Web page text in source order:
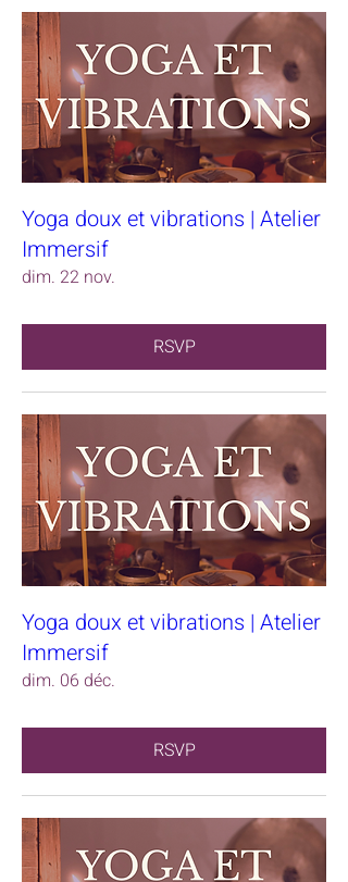
Yoga doux et vibrations | Atelier
Immersif
dim. 22 nov.
RSVP
Yoga doux et vibrations | Atelier
Immersif
dim. 06 déc.
RSVP